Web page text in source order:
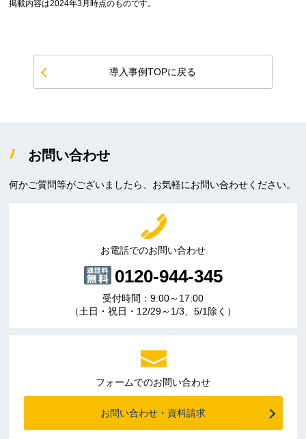
掲載内容は2024年3月時点のものです。
導入事例TOPに戻る
お問い合わせ
何かご質問等がございましたら、お気軽にお問い合わせください。
お電話でのお問い合わせ
0120-944-345
受付時間：9:00～17:00
（土日・祝日・12/29～1/3、5/1除く）
フォームでのお問い合わせ
お問い合わせ・資料請求